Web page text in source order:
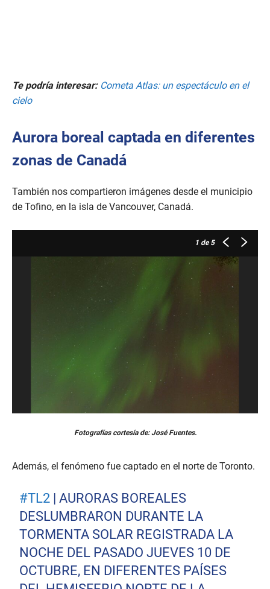
Te podría interesar: Cometa Atlas: un espectáculo en el
cielo
Aurora boreal captada en diferentes
zonas de Canadá
También nos compartieron imágenes desde el municipio
de Tofino, en la isla de Vancouver, Canadá.
1 de 5
Fotografías cortesía de: José Fuentes.
Además, el fenómeno fue captado en el norte de Toronto.
#TL2 | AURORAS BOREALES
DESLUMBRARON DURANTE LA
TORMENTA SOLAR REGISTRADA LA
NOCHE DEL PASADO JUEVES 10 DE
OCTUBRE, EN DIFERENTES PAÍSES